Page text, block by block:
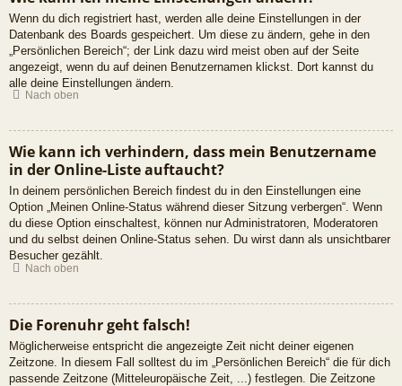
Wenn du dich registriert hast, werden alle deine Einstellungen in der
Datenbank des Boards gespeichert. Um diese zu ändern, gehe in den
„Persönlichen Bereich“; der Link dazu wird meist oben auf der Seite
angezeigt, wenn du auf deinen Benutzernamen klickst. Dort kannst du
alle deine Einstellungen ändern.
Nach oben
Wie kann ich verhindern, dass mein Benutzername
in der Online-Liste auftaucht?
In deinem persönlichen Bereich findest du in den Einstellungen eine
Option „Meinen Online-Status während dieser Sitzung verbergen“. Wenn
du diese Option einschaltest, können nur Administratoren, Moderatoren
und du selbst deinen Online-Status sehen. Du wirst dann als unsichtbarer
Besucher gezählt.
Nach oben
Die Forenuhr geht falsch!
Möglicherweise entspricht die angezeigte Zeit nicht deiner eigenen
Zeitzone. In diesem Fall solltest du im „Persönlichen Bereich“ die für dich
passende Zeitzone (Mitteleuropäische Zeit, ...) festlegen. Die Zeitzone